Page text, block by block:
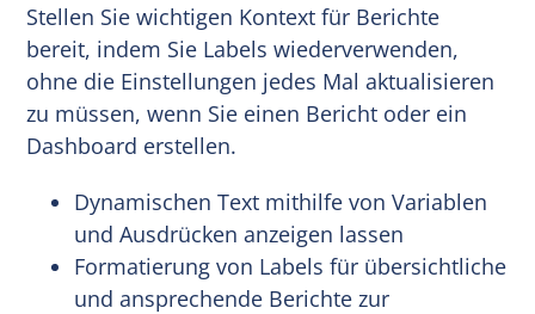
Stellen Sie wichtigen Kontext für Berichte
bereit, indem Sie Labels wiederverwenden,
ohne die Einstellungen jedes Mal aktualisieren
zu müssen, wenn Sie einen Bericht oder ein
Dashboard erstellen.
Dynamischen Text mithilfe von Variablen
und Ausdrücken anzeigen lassen
Formatierung von Labels für übersichtliche
und ansprechende Berichte zur